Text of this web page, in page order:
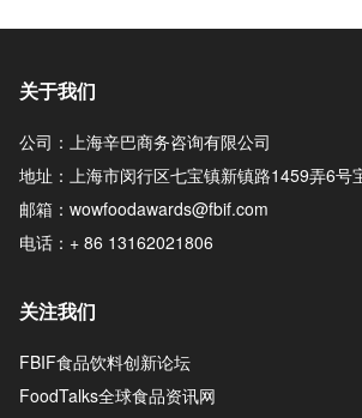
关于我们
公司：上海辛巴商务咨询有限公司
地址：上海市闵行区七宝镇新镇路1459弄6号
邮箱：wowfoodawards@fbif.com
电话：+ 86 13162021806
关注我们
FBIF食品饮料创新论坛
FoodTalks全球食品资讯网